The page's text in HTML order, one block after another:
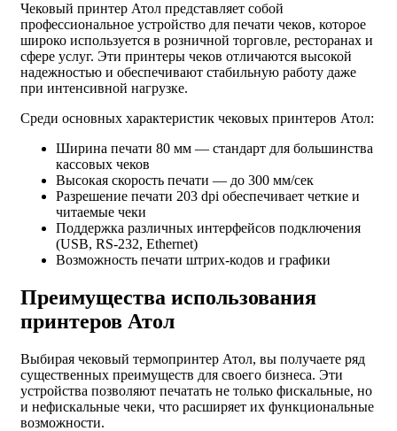
Чековый принтер Атол представляет собой
профессиональное устройство для печати чеков, которое
широко используется в розничной торговле, ресторанах и
сфере услуг. Эти принтеры чеков отличаются высокой
надежностью и обеспечивают стабильную работу даже
при интенсивной нагрузке.
Среди основных характеристик чековых принтеров Атол:
Ширина печати 80 мм — стандарт для большинства
кассовых чеков
Высокая скорость печати — до 300 мм/сек
Разрешение печати 203 dpi обеспечивает четкие и
читаемые чеки
Поддержка различных интерфейсов подключения
(USB, RS-232, Ethernet)
Возможность печати штрих-кодов и графики
Преимущества использования
принтеров Атол
Выбирая чековый термопринтер Атол, вы получаете ряд
существенных преимуществ для своего бизнеса. Эти
устройства позволяют печатать не только фискальные, но
и нефискальные чеки, что расширяет их функциональные
возможности.